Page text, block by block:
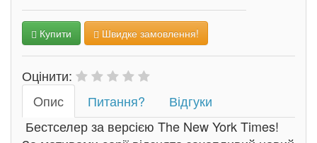
Купити Швидке замовлення!
Оцінити:
Oпис
Питання?
Відгуки
Бестселер за версією The New York Times!